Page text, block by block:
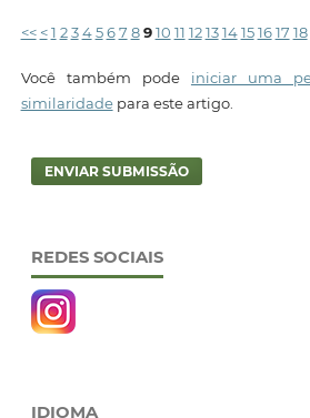
<< < 1 2 3 4 5 6 7 8 9 10 11 12 13 14 15 16 17 18
Você também pode iniciar uma
similaridadepara este artigo.
ENVIAR SUBMISSÃO
REDES SOCIAIS
IDIOMA